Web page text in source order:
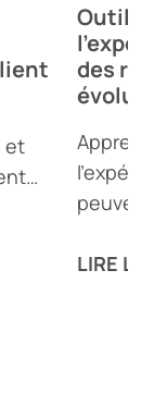
et
Outils
des
aux
LIRE LA